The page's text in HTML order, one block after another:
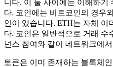
니다. 이 둘 사이에는 이해하기
다. 코인에는 비트코인의 경우
인이 있습니다. ETH는 자체 이
다. 코인은 일반적으로 거래 수
넌스 참여와 같이 네트워크에
토큰은 이미 존재하는 블록체